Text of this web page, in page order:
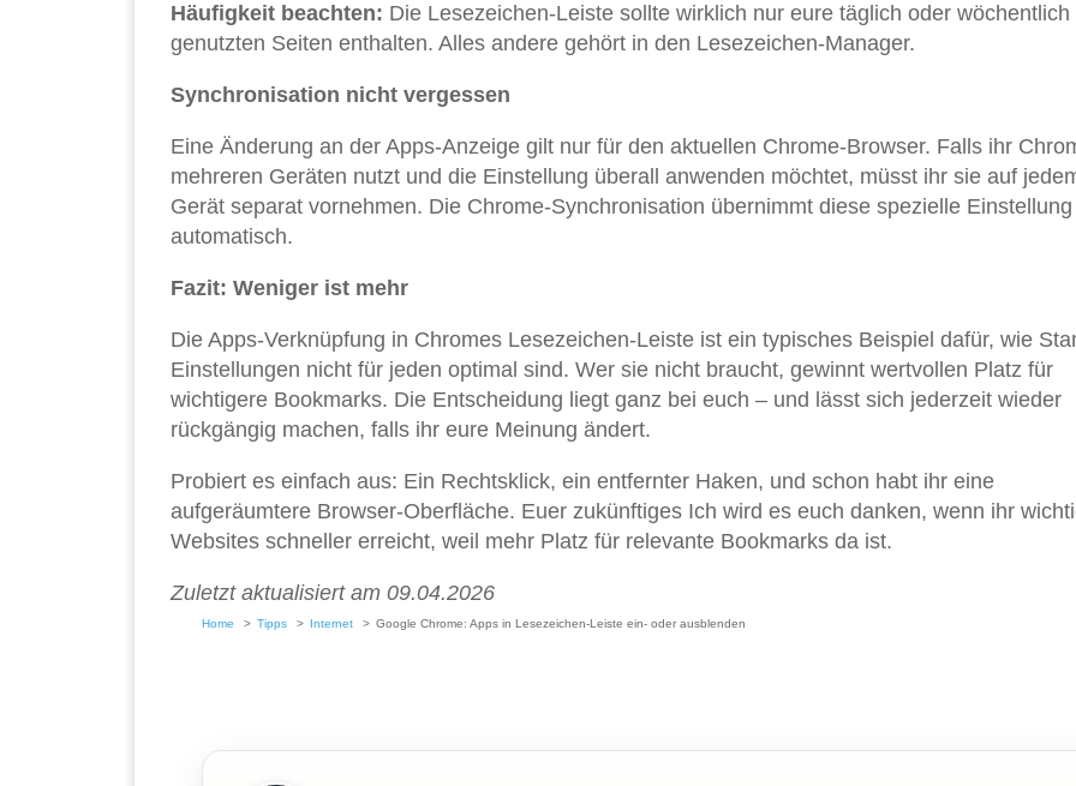
Häufigkeit beachten: Die Lesezeichen-Leiste sollte wirklich nur eure täglich oder wöchentlich
genutzten Seiten enthalten. Alles andere gehört in den Lesezeichen-Manager.
Synchronisation nicht vergessen
Eine Änderung an der Apps-Anzeige gilt nur für den aktuellen Chrome-Browser. Falls ihr
mehreren Geräten nutzt und die Einstellung überall anwenden möchtet, müsst ihr sie auf
Gerät separat vornehmen. Die Chrome-Synchronisation übernimmt diese spezielle
automatisch.
Fazit: Weniger ist mehr
Die Apps-Verknüpfung in Chromes Lesezeichen-Leiste ist ein typisches Beispiel dafür, wie
Einstellungen nicht für jeden optimal sind. Wer sie nicht braucht, gewinnt wertvollen Platz für
wichtigere Bookmarks. Die Entscheidung liegt ganz bei euch – und lässt sich jederzeit wieder
rückgängig machen, falls ihr eure Meinung ändert.
Probiert es einfach aus: Ein Rechtsklick, ein entfernter Haken, und schon habt ihr eine
aufgeräumtere Browser-Oberfläche. Euer zukünftiges Ich wird es euch danken, wenn ihr
Websites schneller erreicht, weil mehr Platz für relevante Bookmarks da ist.
Zuletzt aktualisiert am 09.04.2026
Home Tipps Internet Google Chrome: Apps in Lesezeichen-Leiste ein- oder ausblenden